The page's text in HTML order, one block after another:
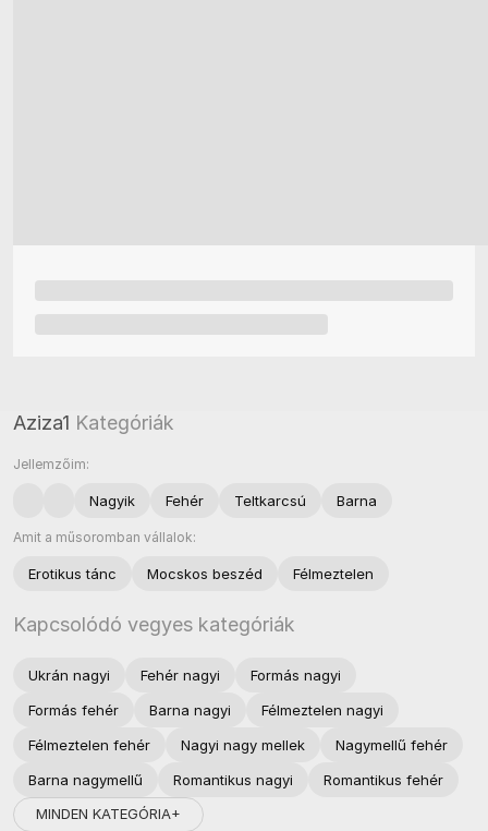
Aziza1 Kategóriák
Jellemzőim:
Nagyik Fehér Teltkarcsú Barna
Amit a műsoromban vállalok:
Erotikus tánc Mocskos beszéd Félmeztelen
Kapcsolódó vegyes kategóriák
Ukrán nagyi Fehér nagyi
Formás nagyi
Formás fehér
Barna nagyi
Félmeztelen nagyi
Félmeztelen fehér
Nagyi nagy mellek
Nagymellű fehér
Barna nagymellű
Romantikus nagyi
Romantikus fehér
MINDEN KATEGÓRIA+